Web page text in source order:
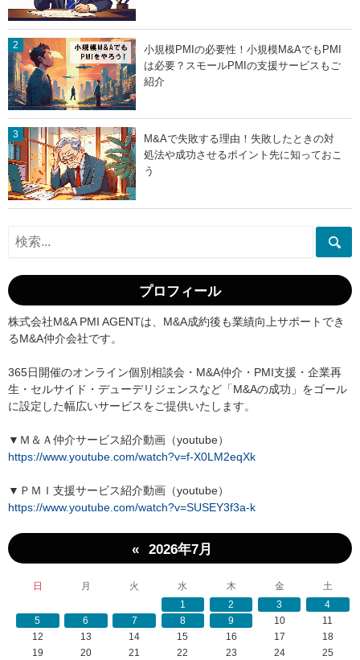
小規模PMIの必要性！小規模M&AでもPMI
は必要？スモールPMIの支援サービスもご
紹介
M&Aで失敗する理由！失敗したときの対
処法や成功させるポイント先に知っておこ
う
プロフィール
株式会社M&A PMI AGENTは、M&A成約後も業績向上サポートでき
るM&A仲介会社です。
365日開催のオンライン個別相談会・M&A仲介・PMI支援・企業再
生・セルサイド・デューデリジェンスなど「M&Aの成功」をゴール
に設定した幅広いサービスをご提供いたします。
▼Ｍ＆Ａ仲介サービス紹介動画（youtube）
https://www.youtube.com/watch?v=f-X0LM2eqXk
▼ＰＭＩ支援サービス紹介動画（youtube）
https://www.youtube.com/watch?v=SUSEY3f3a-k
« 2026年7月
日 月 火 水 木 金
土
1
2 3
4
5
6 7 8 9 10
11
12
13 14 15 16 17
18
19
20 21 22 23 24
25